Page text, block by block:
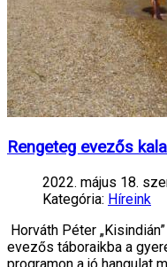
Rengeteg evezős
2022. május 18.
Kategória: Híreink
Horváth Péter
evezős táboraikba a
programon a jó hangulat